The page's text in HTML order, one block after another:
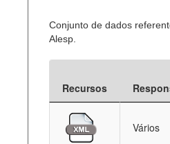
Planejamento
Catálogo de dados
Deputados Estaduais
Administração
Conjunto de dados
Alesp.
Recursos
Vários